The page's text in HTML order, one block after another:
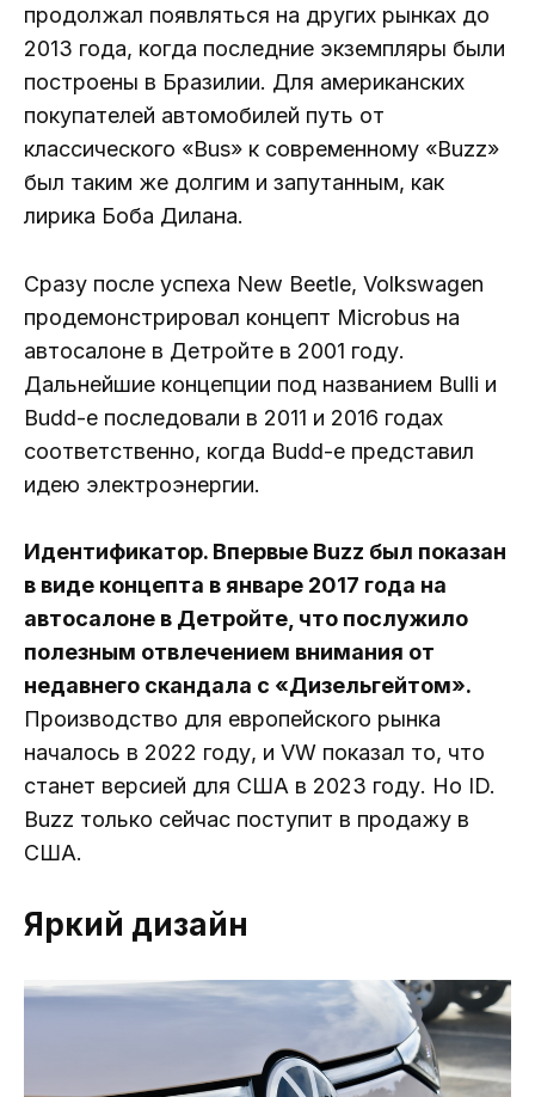
продолжал появляться на других рынках до
2013 года, когда последние экземпляры были
построены в Бразилии. Для американских
покупателей автомобилей путь от
классического «Bus» к современному «Buzz»
был таким же долгим и запутанным, как
лирика Боба Дилана.
Сразу после успеха New Beetle, Volkswagen
продемонстрировал концепт Microbus на
автосалоне в Детройте в 2001 году.
Дальнейшие концепции под названием Bulli и
Budd-e последовали в 2011 и 2016 годах
соответственно, когда Budd-e представил
идею электроэнергии.
Идентификатор. Впервые Buzz был показан
в виде концепта в январе 2017 года на
автосалоне в Детройте, что послужило
полезным отвлечением внимания от
недавнего скандала с «Дизельгейтом».
Производство для европейского рынка
началось в 2022 году, и VW показал то, что
станет версией для США в 2023 году. Но ID.
Buzz только сейчас поступит в продажу в
США.
Яркий дизайн